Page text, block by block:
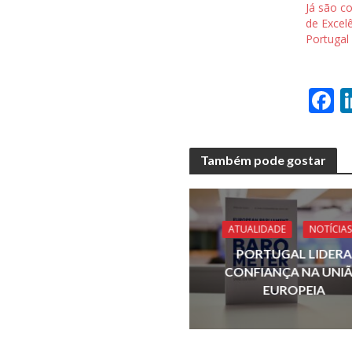
Já são
de
Portugal
F
e
b
o
o
k
Também pode gostar
ATUALIDADE NOTÍCIAS
PORTUGAL LIDERA
CONFIANÇA NA
EUROPEIA